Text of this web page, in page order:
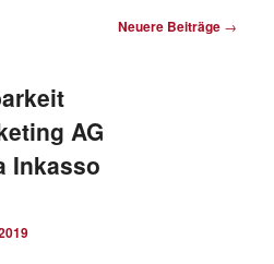
Neuere Beiträge →
AG
Inkasso